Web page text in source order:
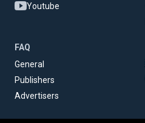
Youtube
FAQ
General
Publishers
Advertisers